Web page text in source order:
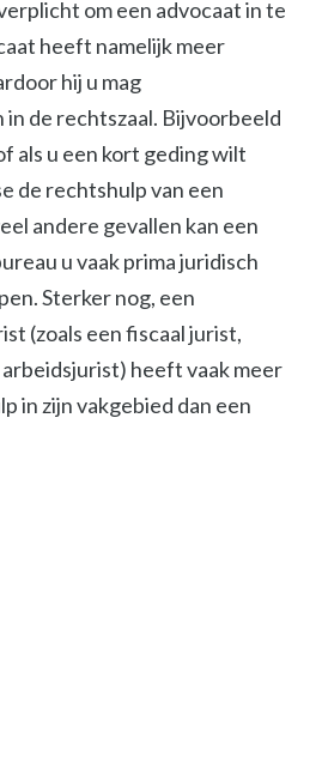
om een advocaat in te
heeft namelijk meer
hij u mag
de rechtszaal. Bijvoorbeeld
als u een kort geding wilt
de rechtshulp van een
andere gevallen kan een
u vaak prima juridisch
Sterker nog, een
(zoals een fiscaal jurist,
heeft vaak meer
in zijn vakgebied dan een